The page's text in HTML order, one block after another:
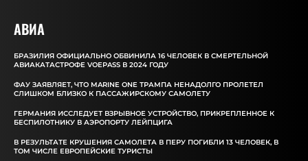
АВИА
БРАЗИЛИЯ ОФИЦИАЛЬНО ОБВИНИЛА 16 ЧЕЛОВЕК В СМЕРТЕЛЬНОЙ
АВИАКАТАСТРОФЕ VOEPASS В 2024 ГОДУ
ФАУ ЗАЯВЛЯЕТ, ЧТО MARINE ONE ТРАМПА НЕНАДОЛГО ПРОЛЕТЕЛ
СЛИШКОМ БЛИЗКО К ПАССАЖИРСКОМУ САМОЛЕТУ
ГЕРМАНИЯ ИССЛЕДУЕТ ВЗРЫВНОЕ УСТРОЙСТВО, ПРИКРЕПЛЕННОЕ К
БЕСПИЛОТНИКУ В АЭРОПОРТУ ЛЕЙПЦИГА
В РЕЗУЛЬТАТЕ КРУШЕНИЯ САМОЛЕТА В ПЕРУ ПОГИБЛИ 13 ЧЕЛОВЕК, В
ТОМ ЧИСЛЕ ЕВРОПЕЙСКИЕ ТУРИСТЫ